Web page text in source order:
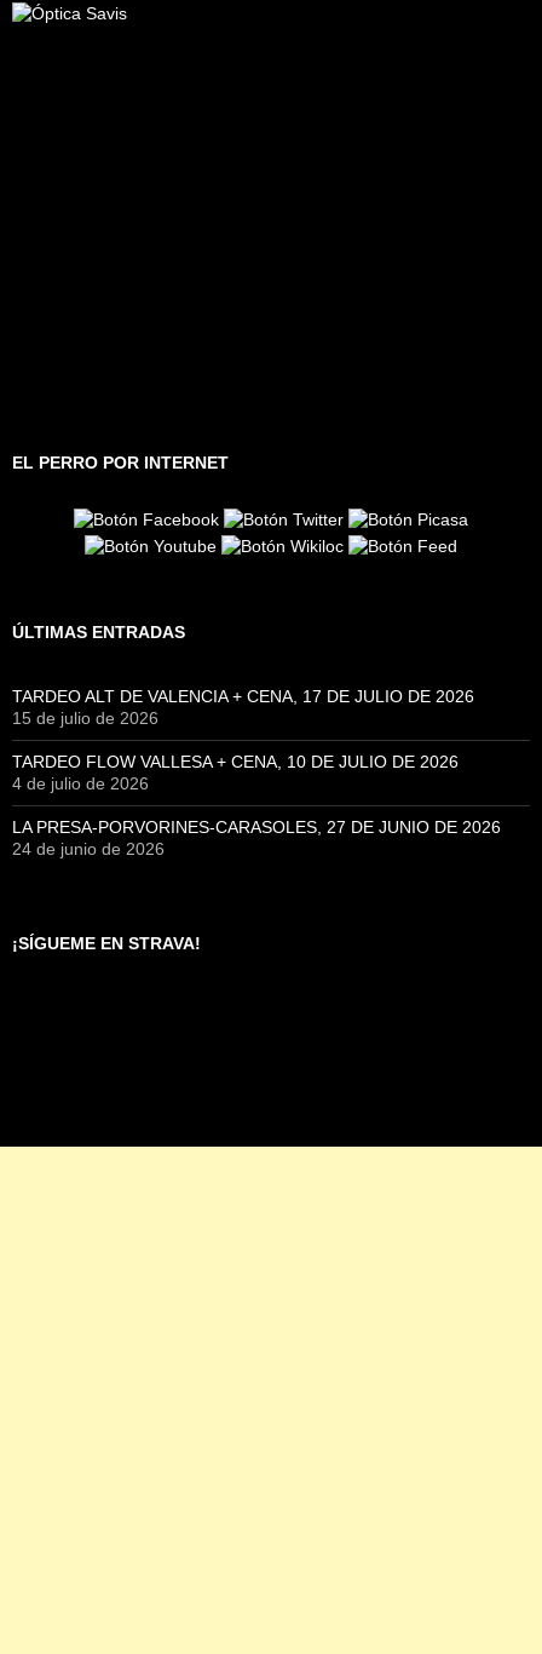
EL PERRO POR INTERNET
ÚLTIMAS ENTRADAS
TARDEO ALT DE VALENCIA + CENA, 17 DE JULIO DE 2026
15 de julio de 2026
TARDEO FLOW VALLESA + CENA, 10 DE JULIO DE 2026
4 de julio de 2026
LA PRESA-PORVORINES-CARASOLES, 27 DE JUNIO DE 2026
24 de junio de 2026
¡SÍGUEME EN STRAVA!